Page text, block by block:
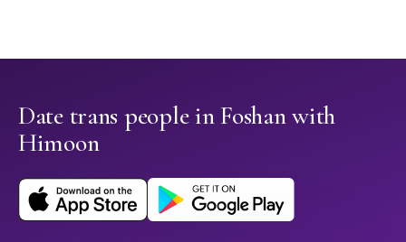
Date trans people in Foshan with
Himoon